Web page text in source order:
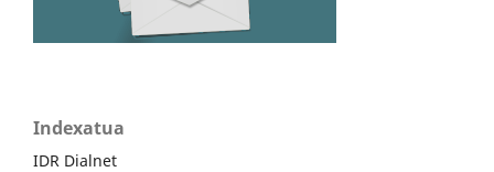
Indexatua
IDR Dialnet